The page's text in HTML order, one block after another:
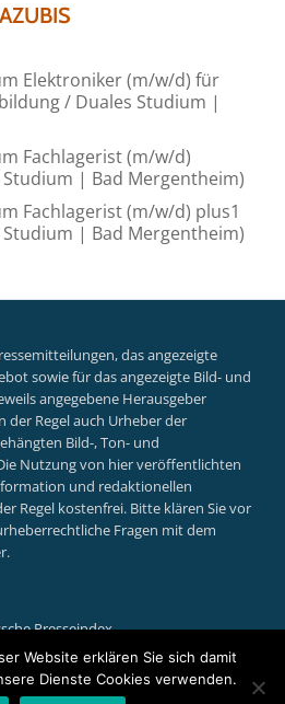
Elektroniker (m/w/d) für
/ Duales Studium |
Fachlagerist (m/w/d)
| Bad Mergentheim)
Fachlagerist (m/w/d) plus1
| Bad Mergentheim)
das angezeigte
sowie für das angezeigte Bild- und
angegebene Herausgeber
der Regel auch Urheber der
Bild-, Ton- und
Nutzung von hier veröffentlichten
und redaktionellen
Regel kostenfrei. Bitte klären Sie vor
Fragen mit dem
Presseindex
powered by WordPress
Website erklären Sie sich damit
Dienste Cookies verwenden.